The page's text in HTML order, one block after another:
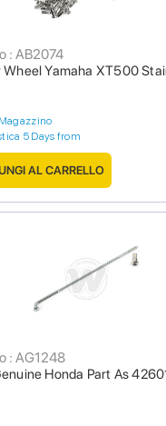
Wheel Yamaha XT500
: AB2074
5 Days from
AL CARRELLO
Honda Part As
: AG1248